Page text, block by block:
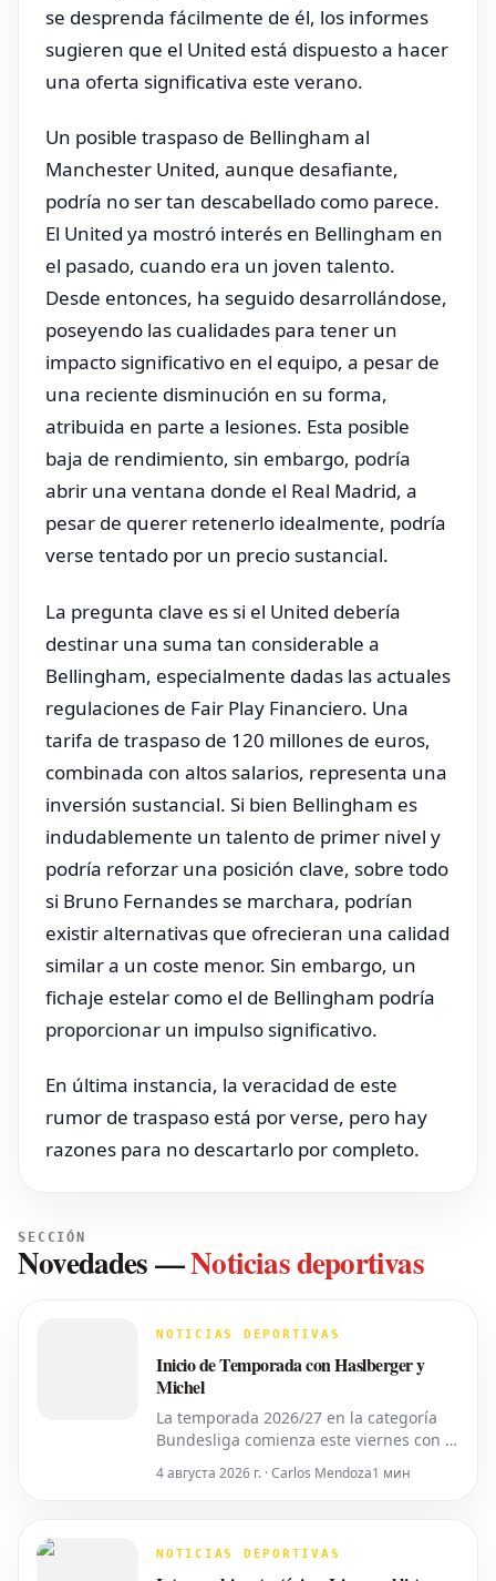
se desprenda fácilmente de él, los informes
sugieren que el United está dispuesto a hacer
una oferta significativa este verano.
Un posible traspaso de Bellingham al
Manchester United, aunque desafiante,
podría no ser tan descabellado como parece.
El United ya mostró interés en Bellingham en
el pasado, cuando era un joven talento.
Desde entonces, ha seguido desarrollándose,
poseyendo las cualidades para tener un
impacto significativo en el equipo, a pesar de
una reciente disminución en su forma,
atribuida en parte a lesiones. Esta posible
baja de rendimiento, sin embargo, podría
abrir una ventana donde el Real Madrid, a
pesar de querer retenerlo idealmente, podría
verse tentado por un precio sustancial.
La pregunta clave es si el United debería
destinar una suma tan considerable a
Bellingham, especialmente dadas las actuales
regulaciones de Fair Play Financiero. Una
tarifa de traspaso de 120 millones de euros,
combinada con altos salarios, representa una
inversión sustancial. Si bien Bellingham es
indudablemente un talento de primer nivel y
podría reforzar una posición clave, sobre todo
si Bruno Fernandes se marchara, podrían
existir alternativas que ofrecieran una calidad
similar a un coste menor. Sin embargo, un
fichaje estelar como el de Bellingham podría
proporcionar un impulso significativo.
En última instancia, la veracidad de este
rumor de traspaso está por verse, pero hay
razones para no descartarlo por completo.
SECCIÓN
Novedades—Noticias deportivas
NOTICIAS DEPORTIVAS
Inicio de Temporada con Haslberger y
Michel
La temporada 2026/27 en la categoría
Bundesliga comienza este viernes con el
entre el *VfL Bochum* y el *Hertha
asistencia de **Tobias Endriß** y
4 августа 2026 г. · Carlos Mendoza1 мин
NOTICIAS DEPORTIVAS